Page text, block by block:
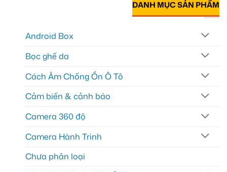
DANH MỤC SẢN PHẨM
Android Box
Bọc ghế da
Cách Âm Chống Ồn Ô Tô
Cảm biến & cảnh báo
Camera 360 độ
Camera Hành Trình
Chưa phân loại